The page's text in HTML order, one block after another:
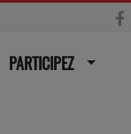
PARTICIPEZ